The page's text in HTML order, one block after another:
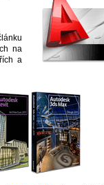
na
a